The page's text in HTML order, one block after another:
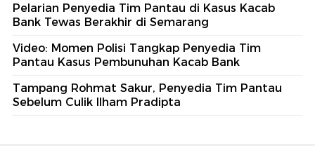
Pelarian Penyedia Tim Pantau di Kasus Kacab
Bank Tewas Berakhir di Semarang
Video: Momen Polisi Tangkap Penyedia Tim
Pantau Kasus Pembunuhan Kacab Bank
Tampang Rohmat Sakur, Penyedia Tim Pantau
Sebelum Culik Ilham Pradipta